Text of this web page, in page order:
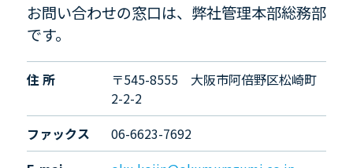
お問い合わせの窓口は、弊社管理本部総務部
です。
住 所
〒545-8555 大阪市阿倍野区松崎町
2-2-2
ファックス
06-6623-7692